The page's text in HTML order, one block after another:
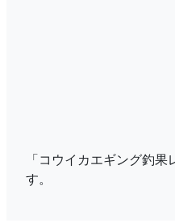
「コウイカエギング釣
す。